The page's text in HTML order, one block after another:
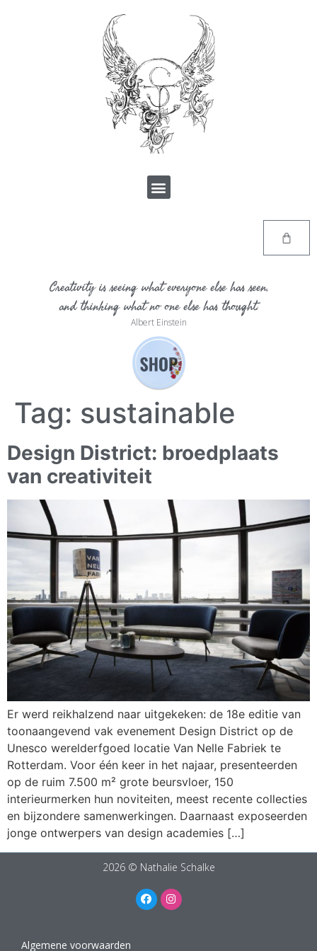
Creativity is seeing what everyone else has seen,
and thinking what no one else has thought.
Albert Einstein
Tag: sustainable
Design District: broedplaats
van creativiteit
Er werd reikhalzend naar uitgekeken: de 18e editie van
toonaangevend vak evenement Design District op de
Unesco werelderfgoed locatie Van Nelle Fabriek te
Rotterdam. Voor één keer in het najaar, presenteerden
op de ruim 7.500 m² grote beursvloer, 150
interieurmerken hun noviteiten, meest recente collecties
en bijzondere samenwerkingen. Daarnaast exposeerden
jonge ontwerpers van design academies […]
2026 © Nathalie Schalke
Algemene voorwaarden